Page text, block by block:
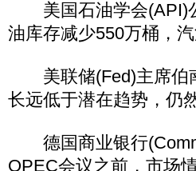
美国石油学会(API)
油库存减少550万桶，
美联储(Fed)主席伯
长远低于潜在趋势，仍
德国商业银行
OPEC会议之前，市场